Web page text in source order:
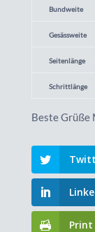
Bundweite
Gesässweite
Seitenlänge
Schrittlänge
Beste Grüße
Print